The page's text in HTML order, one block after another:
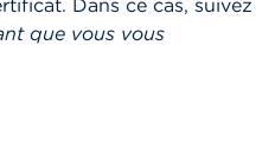
Dans ce cas, suivez
que vous vous